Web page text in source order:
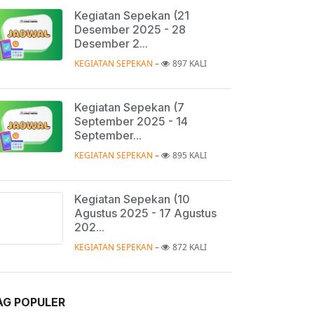
Wanita GKI Gading Serpong | 9 Februari 2023
Kegiatan Sepekan (21
Desember 2025 - 28
Desember 2...
KEGIATAN SEPEKAN – 897 KALI
Kegiatan Sepekan (7
September 2025 - 14
September...
KEGIATAN SEPEKAN – 895 KALI
Kegiatan Sepekan (10
Agustus 2025 - 17 Agustus
202...
KEGIATAN SEPEKAN – 872 KALI
POPULER